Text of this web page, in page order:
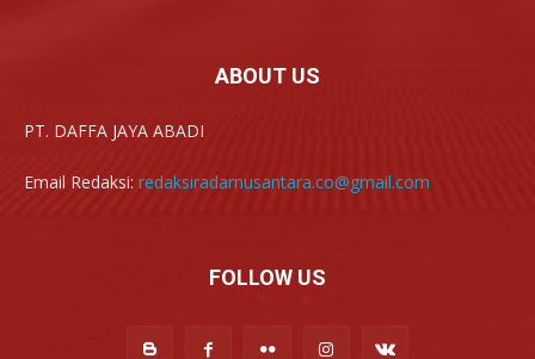
ABOUT US
PT. DAFFA JAYA ABADI
Email Redaksi: redaksiradarnusantara.co@gmail.com
FOLLOW US